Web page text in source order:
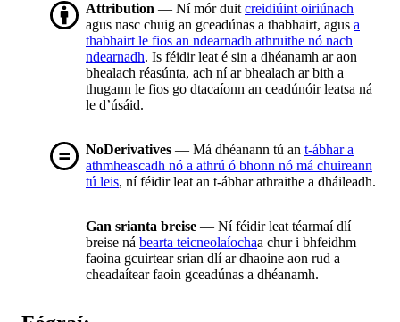
Attribution — Ní mór duit creidiúint oiriúnach
agus nasc chuig an gceadúnas a thabhairt, agus a
thabhairt le fios an ndearnadh athruithe nó nach
ndearnadh. Is féidir leat é sin a dhéanamh ar aon
bhealach réasúnta, ach ní ar bhealach ar bith a
thugann le fios go dtacaíonn an ceadúnóir leatsa ná
le d’úsáid.
NoDerivatives — Má dhéanann tú an t-ábhar a
athmheascadh nó a athrú ó bhonn nó má chuireann
tú leis, ní féidir leat an t-ábhar athraithe a dháileadh.
Gan srianta breise — Ní féidir leat téarmaí dlí
breise ná bearta teicneolaíochaa chur i bhfeidhm
faoina gcuirtear srian dlí ar dhaoine aon rud a
cheadaítear faoin gceadúnas a dhéanamh.